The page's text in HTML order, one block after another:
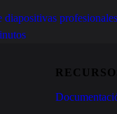
diapositivas